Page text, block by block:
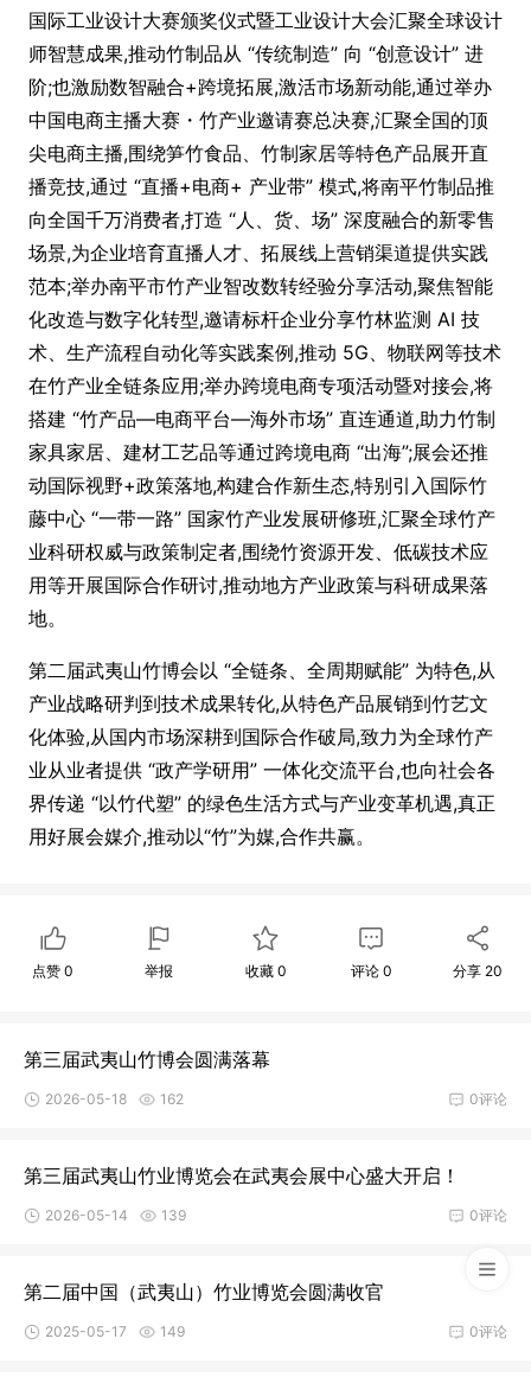
国际工业设计大赛颁奖仪式暨工业设计大会汇聚全球设计
师智慧成果,推动竹制品从 “传统制造” 向 “创意设计” 进
阶;也激励数智融合+跨境拓展,激活市场新动能,通过举办
中国电商主播大赛・竹产业邀请赛总决赛,汇聚全国的顶
尖电商主播,围绕笋竹食品、竹制家居等特色产品展开直
播竞技,通过 “直播+电商+ 产业带” 模式,将南平竹制品推
向全国千万消费者,打造 “人、货、场” 深度融合的新零售
场景,为企业培育直播人才、拓展线上营销渠道提供实践
范本;举办南平市竹产业智改数转经验分享活动,聚焦智能
化改造与数字化转型,邀请标杆企业分享竹林监测 AI 技
术、生产流程自动化等实践案例,推动 5G、物联网等技术
在竹产业全链条应用;举办跨境电商专项活动暨对接会,将
搭建 “竹产品—电商平台—海外市场” 直连通道,助力竹制
家具家居、建材工艺品等通过跨境电商 “出海”;展会还推
动国际视野+政策落地,构建合作新生态,特别引入国际竹
藤中心 “一带一路” 国家竹产业发展研修班,汇聚全球竹产
业科研权威与政策制定者,围绕竹资源开发、低碳技术应
用等开展国际合作研讨,推动地方产业政策与科研成果落
地。
第二届武夷山竹博会以 “全链条、全周期赋能” 为特色,从
产业战略研判到技术成果转化,从特色产品展销到竹艺文
化体验,从国内市场深耕到国际合作破局,致力为全球竹产
业从业者提供 “政产学研用” 一体化交流平台,也向社会各
界传递 “以竹代塑” 的绿色生活方式与产业变革机遇,真正
用好展会媒介,推动以“竹”为媒,合作共赢。
点赞0 举报 收藏 0 评论0 分享 20
第三届武夷山竹博会圆满落幕
0评论
2026-05-18 162
第三届武夷山竹业博览会在武夷会展中心盛大开启！
0评论
2026-05-14 139
第二届中国（武夷山）竹业博览会圆满收官
0评论
2025-05-17 149